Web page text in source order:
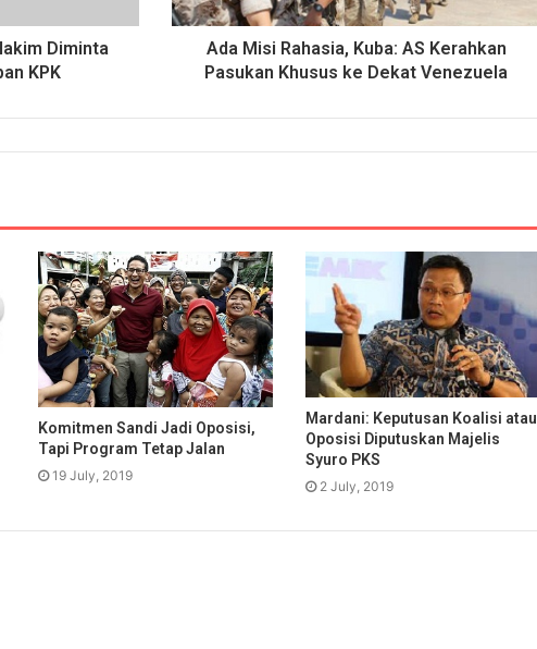
Diminta
KPK
Ada Misi Rahasia, Kuba: AS Kerahkan
Pasukan Khusus ke Dekat Venezuela
Komitmen Sandi Jadi Oposisi,
Tapi Program Tetap Jalan
19 July, 2019
Mardani: Keputusan Koalisi atau
Oposisi Diputuskan Majelis
Syuro PKS
2 July, 2019